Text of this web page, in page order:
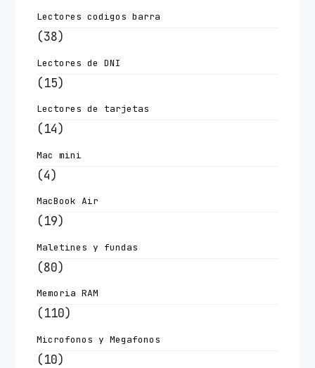
Lectores codigos barra
(38)
Lectores de DNI
(15)
Lectores de tarjetas
(14)
Mac mini
(4)
MacBook Air
(19)
Maletines y fundas
(80)
Memoria RAM
(110)
Microfonos y Megafonos
(10)